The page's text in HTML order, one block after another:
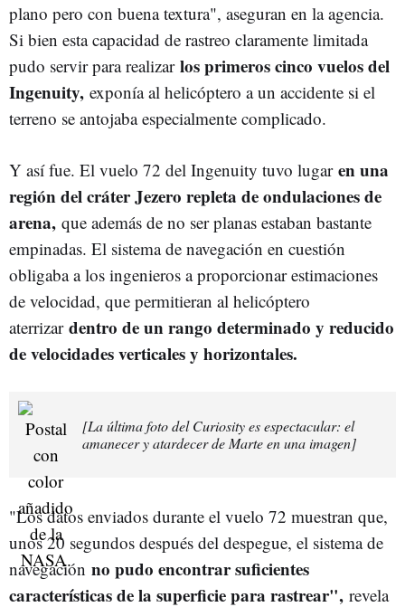
plano pero con buena textura", aseguran en la agencia.
Si bien esta capacidad de rastreo claramente limitada
pudo servir para realizar los primeros cinco vuelos del
Ingenuity, exponía al helicóptero a un accidente si el
terreno se antojaba especialmente complicado.
Y así fue. El vuelo 72 del Ingenuity tuvo lugar en una
región del cráter Jezero repleta de ondulaciones de
arena, que además de no ser planas estaban bastante
empinadas. El sistema de navegación en cuestión
obligaba a los ingenieros a proporcionar estimaciones
de velocidad, que permitieran al helicóptero
aterrizar dentro de un rango determinado y reducido
de velocidades verticales y horizontales.
[La última foto del Curiosity es espectacular: el
amanecer y atardecer de Marte en una imagen]
"Los datos enviados durante el vuelo 72 muestran que,
unos 20 segundos después del despegue, el sistema de
navegación no pudo encontrar suficientes
características de la superficie para rastrear", revela